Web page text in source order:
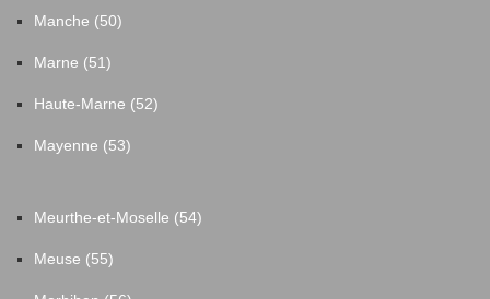
Manche (50)
Marne (51)
Haute-Marne (52)
Mayenne (53)
Meurthe-et-Moselle (54)
Meuse (55)